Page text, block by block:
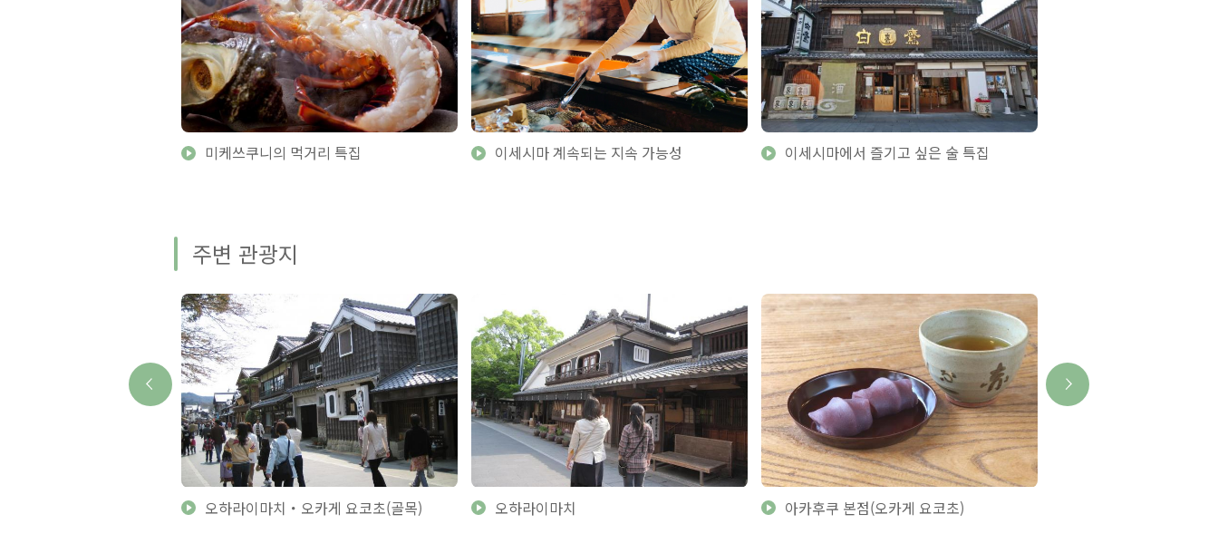
미케쓰쿠니의 먹거리 특집 이세시마 계속되는 지속 가능성 이세시마에서 즐기고 싶은 술 특집
주변 관광지
오하라이마치・오카게 요코초(골목) 오하라이마치 아카후쿠 본점(오카게 요코초)